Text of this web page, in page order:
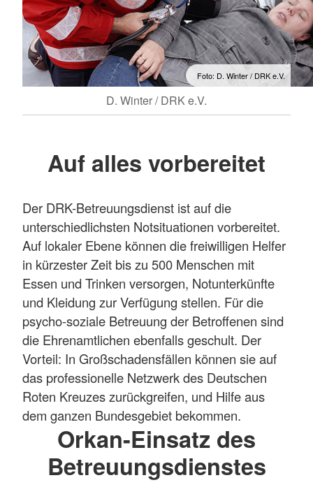
Foto: D. Winter / DRK e.V.
D. Winter / DRK e.V.
Auf alles vorbereitet
Der DRK-Betreuungsdienst ist auf die
unterschiedlichsten Notsituationen vorbereitet.
Auf lokaler Ebene können die freiwilligen Helfer
in kürzester Zeit bis zu 500 Menschen mit
Essen und Trinken versorgen, Notunterkünfte
und Kleidung zur Verfügung stellen. Für die
psycho-soziale Betreuung der Betroffenen sind
die Ehrenamtlichen ebenfalls geschult. Der
Vorteil: In Großschadensfällen können sie auf
das professionelle Netzwerk des Deutschen
Roten Kreuzes zurückgreifen, und Hilfe aus
dem ganzen Bundesgebiet bekommen.
Orkan-Einsatz des
Betreuungsdienstes